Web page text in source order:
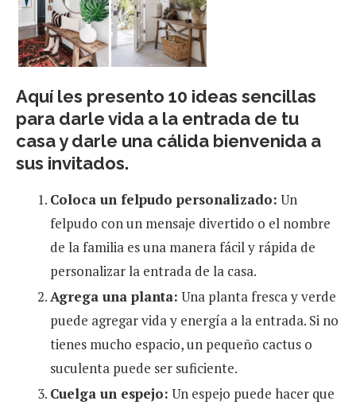
Aquí les presento 10 ideas sencillas
para darle vida a la entrada de tu
casa y darle una cálida bienvenida a
sus invitados.
Coloca un felpudo personalizado: Un
felpudo con un mensaje divertido o el nombre
de la familia es una manera fácil y rápida de
personalizar la entrada de la casa.
Agrega una planta: Una planta fresca y verde
puede agregar vida y energía a la entrada. Si no
tienes mucho espacio, un pequeño cactus o
suculenta puede ser suficiente.
Cuelga un espejo: Un espejo puede hacer que